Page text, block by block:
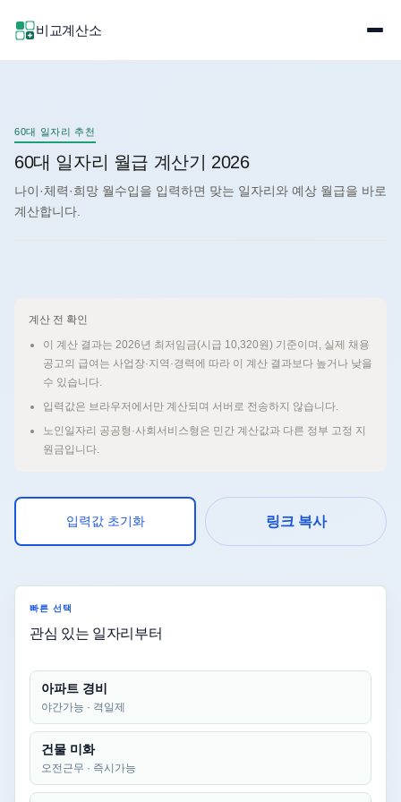
비교계산소
60대 일자리 추천
60대 일자리 월급 계산기 2026
나이·체력·희망 월수입을 입력하면 맞는 일자리와 예상 월급을 바로
계산합니다.
계산 전 확인
이 계산 결과는 2026년 최저임금(시급 10,320원) 기준이며, 실제 채용
공고의 급여는 사업장·지역·경력에 따라 이 계산 결과보다 높거나 낮을
수 있습니다.
입력값은 브라우저에서만 계산되며 서버로 전송하지 않습니다.
노인일자리 공공형·사회서비스형은 민간 계산값과 다른 정부 고정 지
원금입니다.
입력값 초기화 링크 복사
빠른 선택
관심 있는 일자리부터
아파트 경비
야간가능 · 격일제
건물 미화
오전근무 · 즉시가능